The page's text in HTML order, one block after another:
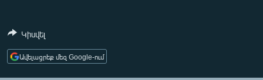
ԲԱՆԱՎԵՃ
ՁԳՏԵԼՈՎ ԼԱՎԱԳՈՒՅՆԻՆ
Կիսվել
Ավելացրեք մեզ Google-ում